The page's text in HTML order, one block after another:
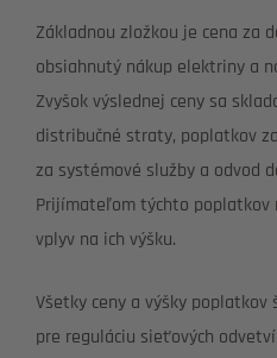
Základnou zložkou je cena za
obsiahnutý nákup elektriny a
Zvyšok výslednej ceny sa
distribučné straty, poplatkov
za systémové služby a odvod
Prijímateľom týchto poplatkov
vplyv na ich výšku.
Všetky ceny a výšky
pre reguláciu sieťových